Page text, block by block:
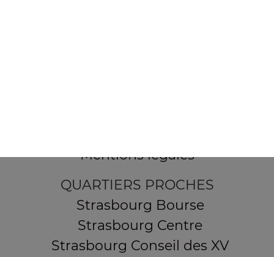
Mentions légales
QUARTIERS PROCHES
Strasbourg Bourse
Strasbourg Centre
Strasbourg Conseil des XV